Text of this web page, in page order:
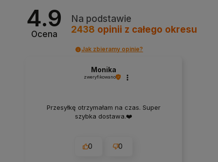
4.9
Ocena
Na podstawie
2438 opinii z całego okresu
Jak zbieramy opinie?
Monika
zweryfikowano
Przesyłkę otrzymałam na czas. Super
szybka dostawa.❤️
0 0